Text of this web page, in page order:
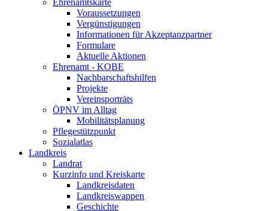
Ehrenamtskarte
Voraussetzungen
Vergünstigungen
Informationen für Akzeptanzpartner
Formulare
Aktuelle Aktionen
Ehrenamt - KOBE
Nachbarschaftshilfen
Projekte
Vereinsporträts
ÖPNV im Alltag
Mobilitätsplanung
Pflegestützpunkt
Sozialatlas
Landkreis
Landrat
Kurzinfo und Kreiskarte
Landkreisdaten
Landkreiswappen
Geschichte